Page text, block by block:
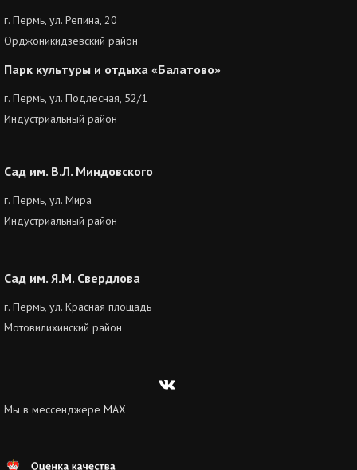
г. Пермь, ул. Репина, 20
Орджоникидзевский район
Парк культуры и отдыха «Балатово»
г. Пермь, ул. Подлесная, 52/1
Индустриальный район
Сад им. В.Л. Миндовского
г. Пермь, ул. Мира
Индустриальный район
Сад им. Я.М. Свердлова
г. Пермь, ул. Красная площадь
Мотовилихинский район
Вконтакте
Мы в мессенджере MAX